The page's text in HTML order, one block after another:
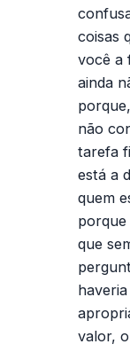
coisas
você a
ainda
não
tarefa
está a
quem
porque
que
valor,